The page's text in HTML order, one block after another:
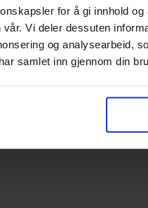
for å gi innhold
Vi deler dessuten
og analysearbeid,
samlet inn gjennom din